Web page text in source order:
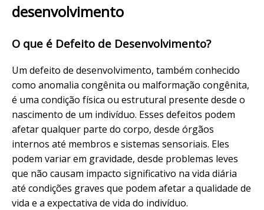
desenvolvimento
O que é Defeito de Desenvolvimento?
Um defeito de desenvolvimento, também conhecido
como anomalia congênita ou malformação congênita,
é uma condição física ou estrutural presente desde o
nascimento de um indivíduo. Esses defeitos podem
afetar qualquer parte do corpo, desde órgãos
internos até membros e sistemas sensoriais. Eles
podem variar em gravidade, desde problemas leves
que não causam impacto significativo na vida diária
até condições graves que podem afetar a qualidade de
vida e a expectativa de vida do indivíduo.